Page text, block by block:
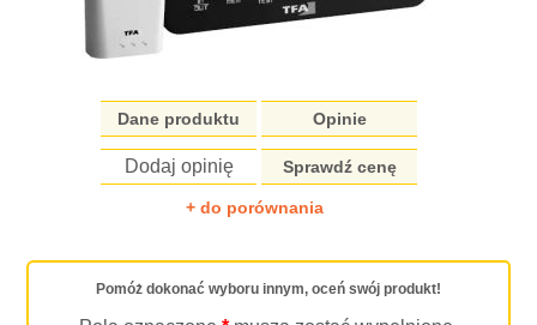
Dane produktu Opinie
Dodaj opinię Sprawdź cenę
+ do porównania
Pomóż dokonać wyboru innym, oceń swój produkt!